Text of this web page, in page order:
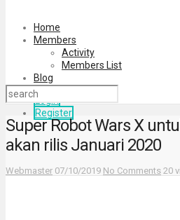
Home
Members
Activity
Members List
Blog
Login
Register
Super Robot Wars X
akan rilis Januari 2020
Webmaster 07/10/2019 No Comments 20